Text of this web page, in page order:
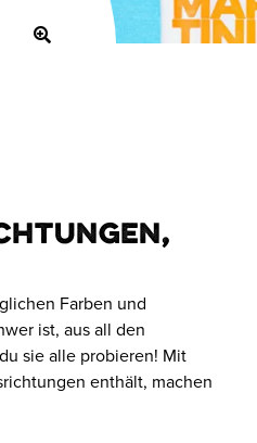
Farben und
ist, aus all den
sie alle probieren! Mit
enthält, machen